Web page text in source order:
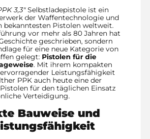
3,3″Selbstladepistole ist ein
der Waffentechnologie und
bekanntesten Pistolen weltweit.
vor mehr als 80 Jahren hat
geschrieben, sondern
für eine neue Kategorie von
gelegt: Pistolen für die
. Mit ihrem kompakten
Leistungsfähigkeit
PPK auch heute eine der
für den täglichen Einsatz
Verteidigung.
Bauweise und